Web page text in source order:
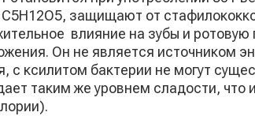
защищают от
влияние на зубы и
Он не является источником
с ксилитом бактерии не могут
таким же уровнем сладости,